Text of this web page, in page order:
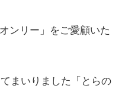
ンリー」をご愛顧いた
まいりました「とらの